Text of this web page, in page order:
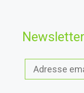
Newsletter